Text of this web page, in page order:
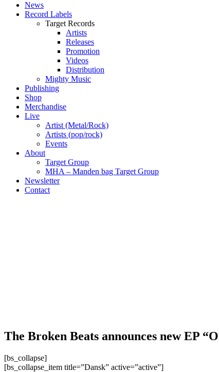
News
Record Labels
Target Records
Artists
Releases
Promotion
Videos
Distribution
Mighty Music
Publishing
Shop
Merchandise
Live
Artist (Metal/Rock)
Artists (pop/rock)
Events
About
Target Group
MHA – Manden bag Target Group
Newsletter
Contact
The Broken Beats announces new EP
[bs_collapse]
[bs_collapse_item title=”Dansk” active=”active”]